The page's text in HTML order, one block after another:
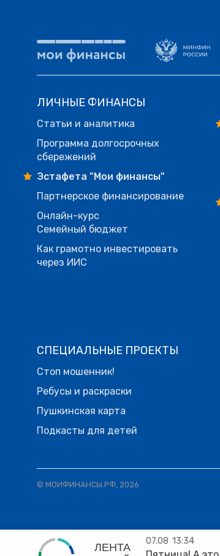
ЛИЧНЫЕ ФИНАНСЫ
Статьи и аналитика
Программа долгосрочных
сбережений
Эстафета "Мои финансы"
Партнерское финансирование
Онлайн-курс
Семейный бюджет
Как грамотно инвестировать
через ИИС
СПЕЦИАЛЬНЫЕ ПРОЕКТЫ
Стоп мошенник!
Ребусы и раскраски
Пушкинская карта
Подкасты для детей
© МОИФИНАНСЫ.РФ, 2026
ЛЕНТА
07.08 13:34